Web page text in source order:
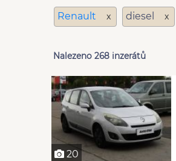
Renault
x diesel x
Nalezeno 268 inzerátů
20